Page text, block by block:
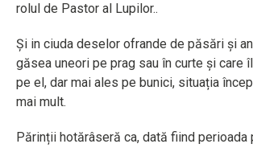
rolul de Pastor al Lupilor..
Și in ciuda deselor ofrande de păsări și
găsea uneori pe prag sau în curte și care
pe el, dar mai ales pe bunici, situația
mai mult.
Părinții hotărâseră ca, dată fiind perioada